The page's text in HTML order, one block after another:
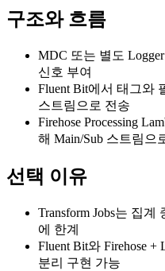
구조와 흐름
MDC 또는 별도
신호 부여
Fluent Bit에서 태그와
스트림으로 전송
Firehose Processing
해 Main/Sub 스트림으
선택 이유
Transform Jobs는 집
에 한계
Fluent Bit와 Firehose
분리 구현 가능